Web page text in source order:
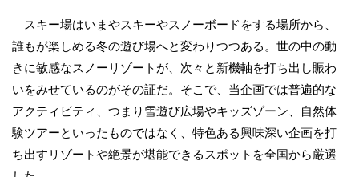
スキー場はいまやスキーやスノーボードをする場所から、
誰もが楽しめる冬の遊び場へと変わりつつある。世の中の動
きに敏感なスノーリゾートが、次々と新機軸を打ち出し賑わ
いをみせているのがその証だ。そこで、当企画では普遍的な
アクティビティ、つまり雪遊び広場やキッズゾーン、自然体
験ツアーといったものではなく、特色ある興味深い企画を打
ち出すリゾートや絶景が堪能できるスポットを全国から厳選